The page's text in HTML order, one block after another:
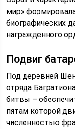
мир»
биографических
награжденного
Подвиг
Под деревней
отряда
битвы –
пятам которой
численностью